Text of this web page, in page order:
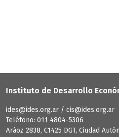
Instituto de Desarrollo
ides@ides.org.ar / cis@ides.org.ar
Teléfono: 011 4804-5306
Aráoz 2838, C1425 DGT, Ciudad